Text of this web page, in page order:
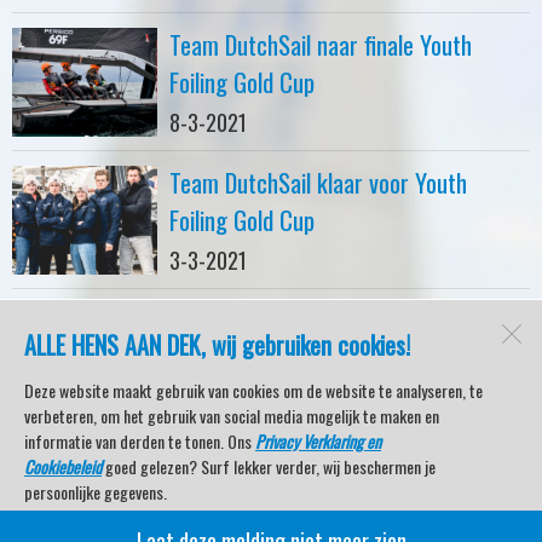
ALLE HENS AAN DEK, wij gebruiken cookies!
Deze website maakt gebruik van cookies om de website te analyseren, te
verbeteren, om het gebruik van social media mogelijk te maken en
informatie van derden te tonen. OnsPrivacy Verklaring en
Cookiebeleidgoed gelezen? Surf lekker verder, wij beschermen je
persoonlijke gegevens.
Team DutchSail naar finale Youth
Foiling Gold Cup
8-3-2021
Team DutchSail klaar voor Youth
Foiling Gold Cup
3-3-2021
watersport-tv
Lemmer
Open desktopversie